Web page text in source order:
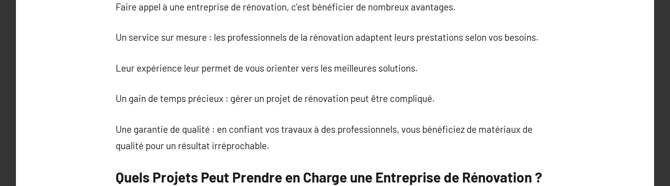
Faire appel à une entreprise de rénovation, c’est bénéficier de nombreux avantages.
Un service sur mesure : les professionnels de la rénovation adaptent leurs prestations selon vos besoins.
Leur expérience leur permet de vous orienter vers les meilleures solutions.
Un gain de temps précieux : gérer un projet de rénovation peut être compliqué.
Une garantie de qualité : en confiant vos travaux à des professionnels, vous bénéficiez de matériaux de
qualité pour un résultat irréprochable.
Quels Projets Peut Prendre en Charge une Entreprise de Rénovation ?